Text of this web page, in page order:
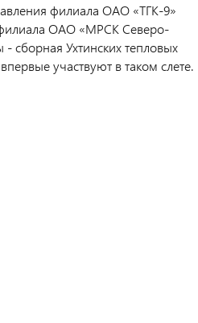
филиала ОАО «ТГК-9»
филиала ОАО «МРСК Северо-
- сборная Ухтинских тепловых
участвуют в таком слете.